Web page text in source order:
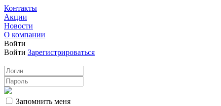
Контакты
Акции
Новости
О компании
Войти
Войти Зарегистрироваться
Запомнить меня